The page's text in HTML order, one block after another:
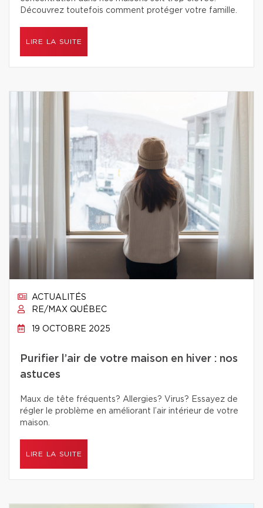
Découvrez toutefois comment protéger votre famille.
LIRE LA SUITE
ACTUALITÉS
RE/MAX QUÉBEC
19 OCTOBRE 2025
Purifier l’air de votre maison en hiver : nos
astuces
Maux de tête fréquents? Allergies? Virus? Essayez de
régler le problème en améliorant l’air intérieur de votre
maison.
LIRE LA SUITE